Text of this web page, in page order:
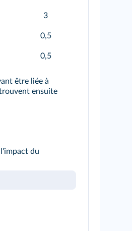
3
0,5
0,5
être liée à
ensuite
du